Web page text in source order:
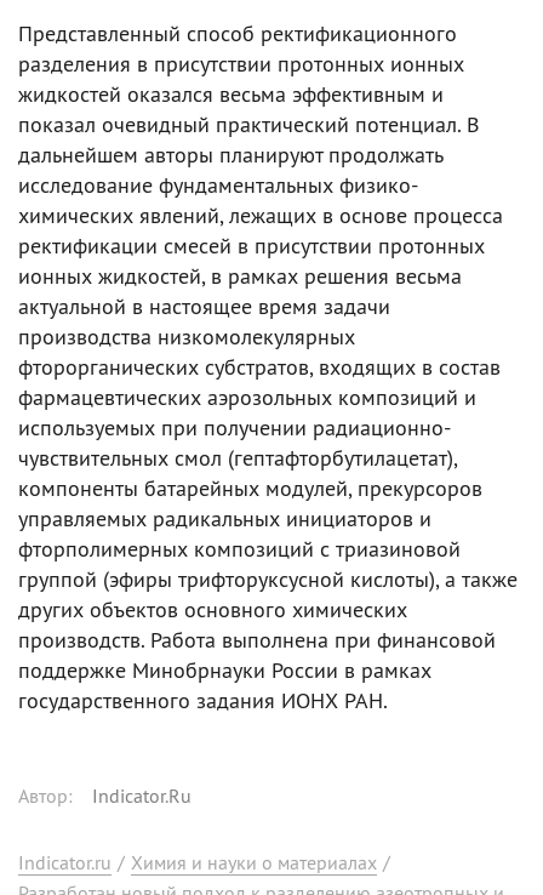
Представленный способ ректификационного
разделения в присутствии протонных ионных
жидкостей оказался весьма эффективным и
показал очевидный практический потенциал. В
дальнейшем авторы планируют продолжать
исследование фундаментальных физико-
химических явлений, лежащих в основе процесса
ректификации смесей в присутствии протонных
ионных жидкостей, в рамках решения весьма
актуальной в настоящее время задачи
производства низкомолекулярных
фторорганических субстратов, входящих в состав
фармацевтических аэрозольных композиций и
используемых при получении радиационно-
чувствительных смол (гептафторбутилацетат),
компоненты батарейных модулей, прекурсоров
управляемых радикальных инициаторов и
фторполимерных композиций с триазиновой
группой (эфиры трифторуксусной кислоты), а также
других объектов основного химических
производств. Работа выполнена при финансовой
поддержке Минобрнауки России в рамках
государственного задания ИОНХ РАН.
Автор: Indicator.Ru
Indicator.ru / Химия и науки о материалах /